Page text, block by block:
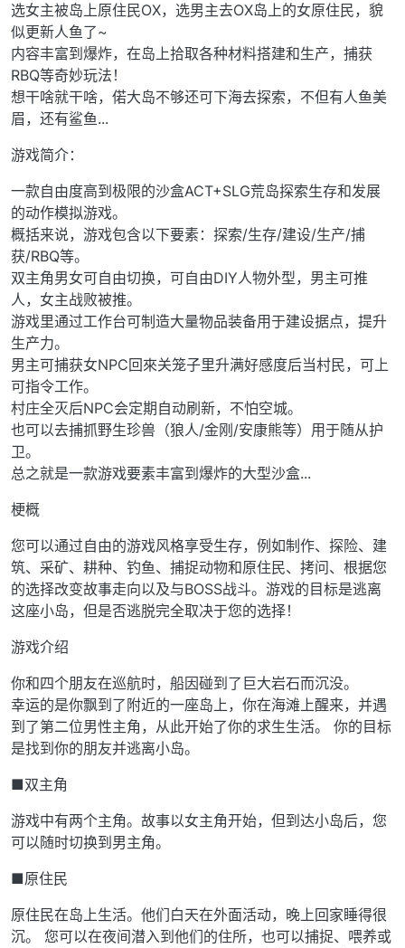
选女主被岛上原住民OX，选男主去OX岛上的女原住民，貌
似更新人鱼了~
内容丰富到爆炸，在岛上拾取各种材料搭建和生产，捕获
RBQ等奇妙玩法！
想干啥就干啥，偌大岛不够还可下海去探索，不但有人鱼美
眉，还有鲨鱼...
游戏简介：
一款自由度高到极限的沙盒ACT+SLG荒岛探索生存和发展
的动作模拟游戏。
概括来说，游戏包含以下要素：探索/生存/建设/生产/捕
获/RBQ等。
双主角男女可自由切换，可自由DIY人物外型，男主可推
人，女主战败被推。
游戏里通过工作台可制造大量物品装备用于建设据点，提升
生产力。
男主可捕获女NPC回來关笼子里升满好感度后当村民，可上
可指令工作。
村庄全灭后NPC会定期自动刷新，不怕空城。
也可以去捕抓野生珍兽（狼人/金刚/安康熊等）用于随从护
卫。
总之就是一款游戏要素丰富到爆炸的大型沙盒...
梗概
您可以通过自由的游戏风格享受生存，例如制作、探险、建
筑、采矿、耕种、钓鱼、捕捉动物和原住民、拷问、根据您
的选择改变故事走向以及与BOSS战斗。游戏的目标是逃离
这座小岛，但是否逃脱完全取决于您的选择！
游戏介绍
你和四个朋友在巡航时，船因碰到了巨大岩石而沉没。
幸运的是你飘到了附近的一座岛上，你在海滩上醒来，并遇
到了第二位男性主角，从此开始了你的求生生活。 你的目标
是找到你的朋友并逃离小岛。
■双主角
游戏中有两个主角。故事以女主角开始，但到达小岛后，您
可以随时切换到男主角。
■原住民
原住民在岛上生活。他们白天在外面活动，晚上回家睡得很
沉。 您可以在夜间潜入到他们的住所，也可以捕捉、喂养或